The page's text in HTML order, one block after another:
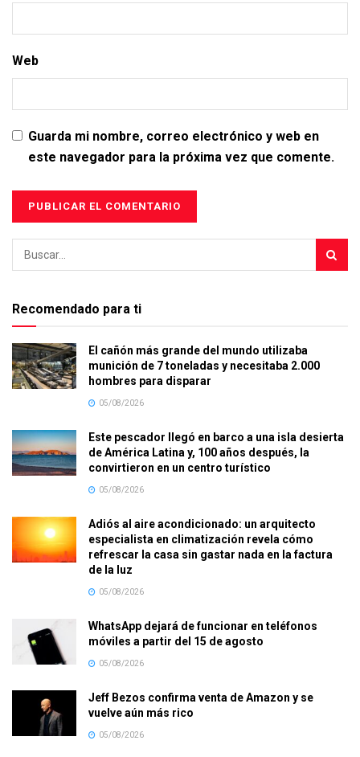
Web
Guarda mi nombre, correo electrónico y web en
este navegador para la próxima vez que comente.
Recomendado para ti
El cañón más grande del mundo utilizaba
munición de 7 toneladas y necesitaba 2.000
hombres para disparar
05/08/2026
Este pescador llegó en barco a una isla desierta
de América Latina y, 100 años después, la
convirtieron en un centro turístico
05/08/2026
Adiós al aire acondicionado: un arquitecto
especialista en climatización revela cómo
refrescar la casa sin gastar nada en la factura
de la luz
05/08/2026
WhatsApp dejará de funcionar en teléfonos
móviles a partir del 15 de agosto
05/08/2026
Jeff Bezos confirma venta de Amazon y se
vuelve aún más rico
05/08/2026